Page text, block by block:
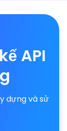
API
dựng và sử